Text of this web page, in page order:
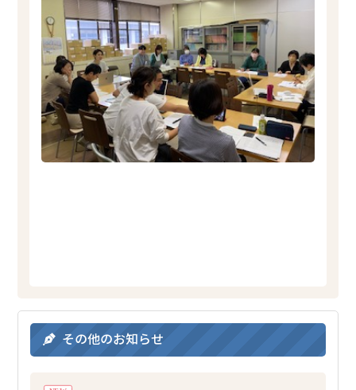
その他のお知らせ